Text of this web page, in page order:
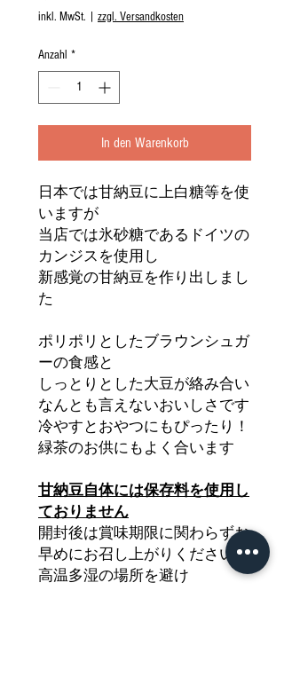
inkl. MwSt. zzgl. Versandkosten
Anzahl *
In den Warenkorb
日本では甘納豆に上白糖等を使
いますが
当店では氷砂糖であるドイツの
カンジスを使用し
新感覚の甘納豆を作り出しまし
た
ポリポリとしたブラウンシュガ
ーの食感と
しっとりとした大豆が絡み合い
なんとも言えないおいしさです
冷やすとおやつにもぴったり！
緑茶のお供にもよく合います
甘納豆自体には保存料を使用し
ておりません
開封後は賞味期限に関わらずお
早めにお召し上がりください
高温多湿の場所を避け